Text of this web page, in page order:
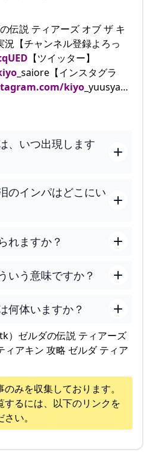
伝説 ティアーズ オブ ザ キ
況【チャンネル登録よろっ
【ツイッター】
_saiore【インスタグラ
kiyo _yuusya…
、いつ出現します
のインパはどこにい
れますか？
いう意味ですか？
何体いますか？
）ゼルダの伝説 ティアーズ
アキン 攻略 ゼルダ ティア
みを収集しております。
するには、以下のリンクを
い。